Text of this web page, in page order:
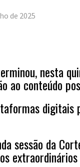
de 2025
nesta
ao conteúdo
digitais
sessão da